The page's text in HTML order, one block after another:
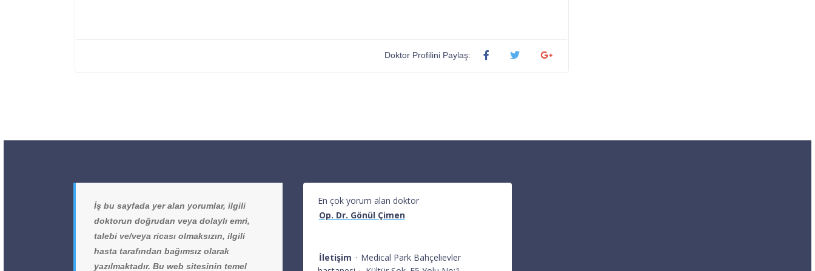
Doktor Profilini Paylaş:
İş bu sayfada yer alan yorumlar, ilgili
doktorun doğrudan veya dolaylı emri,
talebi ve/veya ricası olmaksızın, ilgili
hasta tarafından bağımsız olarak
yazılmaktadır. Bu web sitesinin temel
En çok yorum alan doktor
Op. Dr. Gönül Çimen
İletişim · Medical Park Bahçelievler